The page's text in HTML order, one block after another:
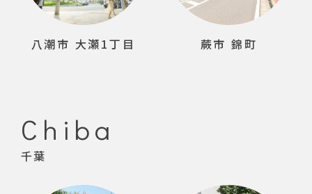
八潮市 大瀬1丁目 蕨市 錦町
千葉
Chiba